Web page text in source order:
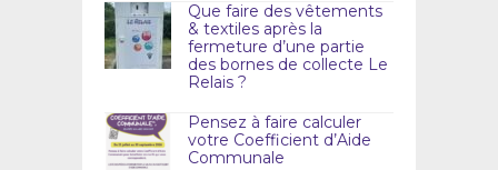
Que faire des vêtements
& textiles après la
fermeture d’une partie
des bornes de collecte Le
Relais ?
Pensez à faire calculer
votre Coefficient d’Aide
Communale